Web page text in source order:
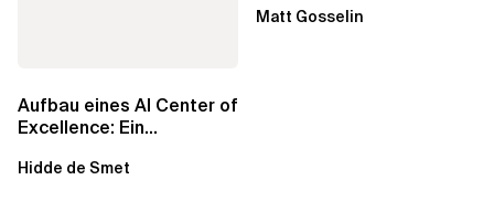
Aufbau eines AI Center of
Excellence: Ein
für...
Hidde de Smet
Matt Gosselin